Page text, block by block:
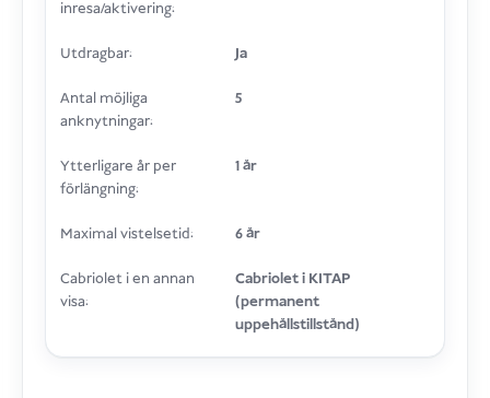
inresa/aktivering:
Utdragbar: Ja
Antal möjliga
anknytningar:
5
Ytterligare år per
förlängning:
1 år
Maximal vistelsetid: 6 år
Cabriolet i en annan
visa:
Cabriolet i KITAP
(permanent
uppehållstillstånd)